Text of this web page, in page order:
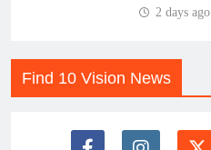
2 days ago
Find 10 Vision News